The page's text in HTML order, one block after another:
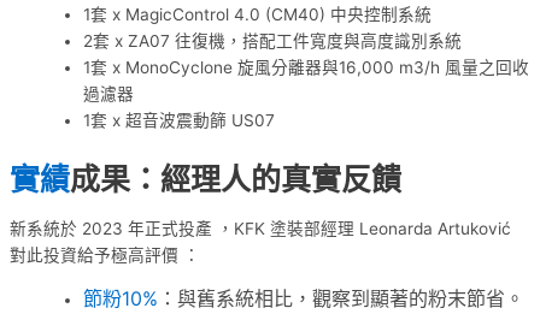
1套 x MagicControl 4.0 (CM40) 中央控制系統
2套 x ZA07 往復機，搭配工件寬度與高度識別系統
1套 x MonoCyclone 旋風分離器與16,000 m3/h 風量之回收
過濾器
1套 x 超音波震動篩 US07
實績成果：經理人的真實反饋
新系統於 2023 年正式投產 ，KFK 塗裝部經理 Leonarda Artuković
對此投資給予極高評價 ：
節粉10% ：與舊系統相比，觀察到顯著的粉末節省。